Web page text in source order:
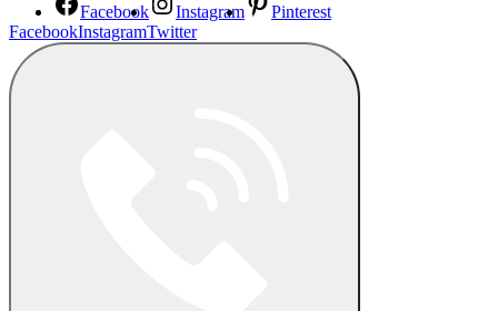
Facebook Instagram
Pinterest
FacebookInstagramTwitter